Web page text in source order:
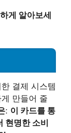
게 알아보세
결제 시스템
만들어 줄
: 이 카드를 통
현명한 소비